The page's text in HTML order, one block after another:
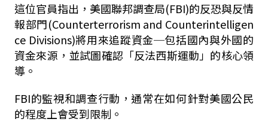
這位官員指出，美國聯邦調查局(FBI)的反恐與反情
報部門(Counterterrorism and Counterintelligen
ce Divisions)將用來追蹤資金─包括國內與外國的
資金來源，並試圖確認「反法西斯運動」的核心領
導。
FBI的監視和調查行動，通常在如何針對美國公民
的程度上會受到限制。